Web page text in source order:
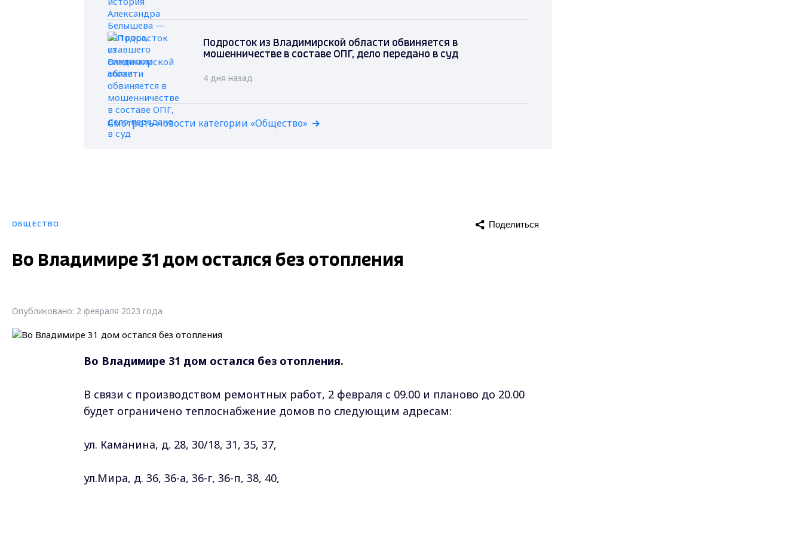
Подросток из Владимирской области обвиняется в
мошенничестве в составе ОПГ, дело передано в суд
4 дня назад
Смотреть новости категории «Общество»
ОБЩЕСТВО Поделиться
Во Владимире 31 дом остался без отопления
Опубликовано: 2 февраля 2023 года
Во Владимире 31 дом остался без отопления.
В связи с производством ремонтных работ, 2 февраля с 09.00 и планово до 20.00
будет ограничено теплоснабжение домов по следующим адресам:
ул. Каманина, д. 28, 30/18, 31, 35, 37,
ул.Мира, д. 36, 36-а, 36-г, 36-п, 38, 40,